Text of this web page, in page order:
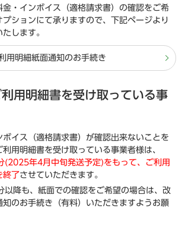
金・インボイス（適格請求書）の確認をご希
ションにて承りますので、下記ページより
します。
用明細紙面通知のお手続き
用明細書を受け取っている事
ボイス（適格請求書）が確認出来ないことを
用明細書を受け取っている事業者様は、
(2025年4月中旬発送予定)をもって、ご利用
終了させていただきます。
降も、紙面での確認をご希望の場合は、改
知のお手続き（有料）いただきますようお願